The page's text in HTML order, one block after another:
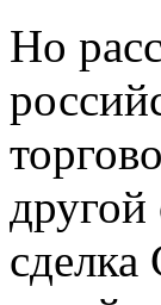
Но
другой